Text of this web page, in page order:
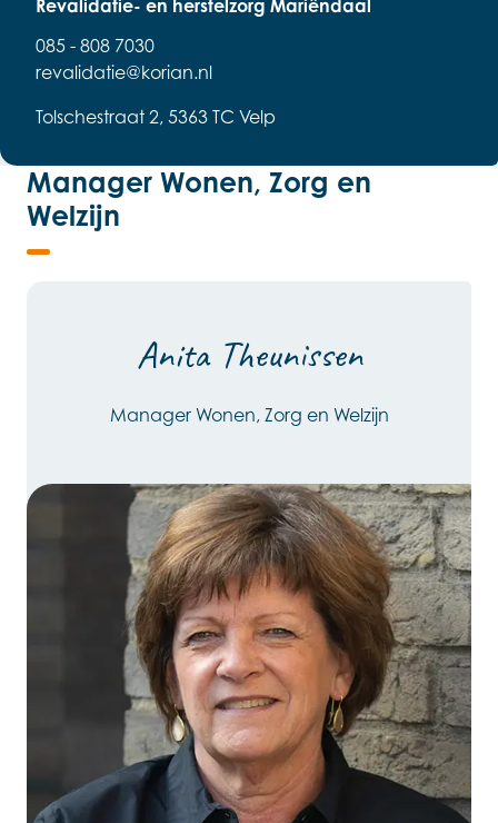
Revalidatie- en herstelzorg Mariëndaal
085 - 808 7030
revalidatie@korian.nl
Tolschestraat 2, 5363 TC Velp
Manager Wonen, Zorg en
Welzijn
Anita Theunissen
Manager Wonen, Zorg en Welzijn